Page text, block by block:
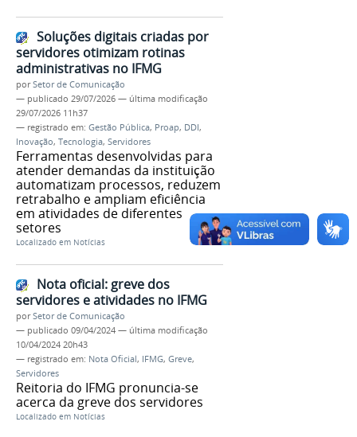
Soluções digitais criadas por
servidores otimizam rotinas
administrativas no IFMG
porSetor de Comunicação
— publicado 29/07/2026 — última modificação
29/07/2026 11h37
— registrado em: Gestão Pública, Proap, DDI,
Inovação, Tecnologia, Servidores
Ferramentas desenvolvidas para
atender demandas da instituição
automatizam processos, reduzem
retrabalho e ampliam eficiência
em atividades de diferentes
setores
Localizado em Notícias
Nota oficial: greve dos
servidores e atividades no IFMG
porSetor de Comunicação
— publicado 09/04/2024 — última modificação
10/04/2024 20h43
— registrado em: Nota Oficial, IFMG, Greve,
Servidores
Reitoria do IFMG pronuncia-se
acerca da greve dos servidores
Localizado em Notícias